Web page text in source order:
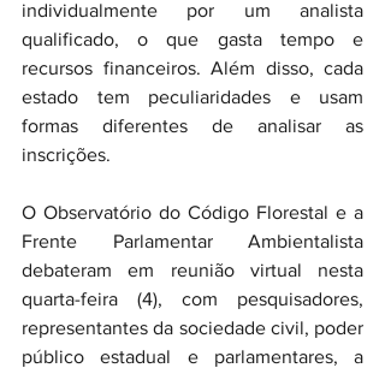
individualmente por um analista
qualificado, o que gasta tempo e
recursos financeiros. Além disso, cada
estado tem peculiaridades e usam
formas diferentes de analisar as
inscrições.
O Observatório do Código Florestal e a
Frente Parlamentar Ambientalista
debateram em reunião virtual nesta
quarta-feira (4), com pesquisadores,
representantes da sociedade civil, poder
público estadual e parlamentares, a